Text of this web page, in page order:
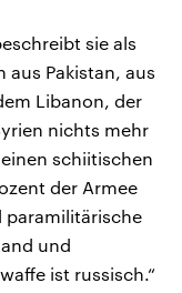
sie als
aus Pakistan, aus
Libanon, der
nichts mehr
schiitischen
der Armee
paramilitärische
und
ist russisch.“